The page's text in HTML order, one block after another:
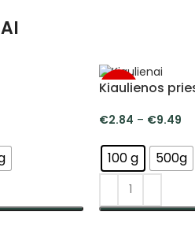
-5%
Kiaulienos
€2.84 – €9.49
100 g 500g